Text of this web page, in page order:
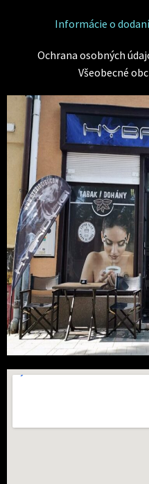
Informácie o
Ochrana osobných
Všeobecné